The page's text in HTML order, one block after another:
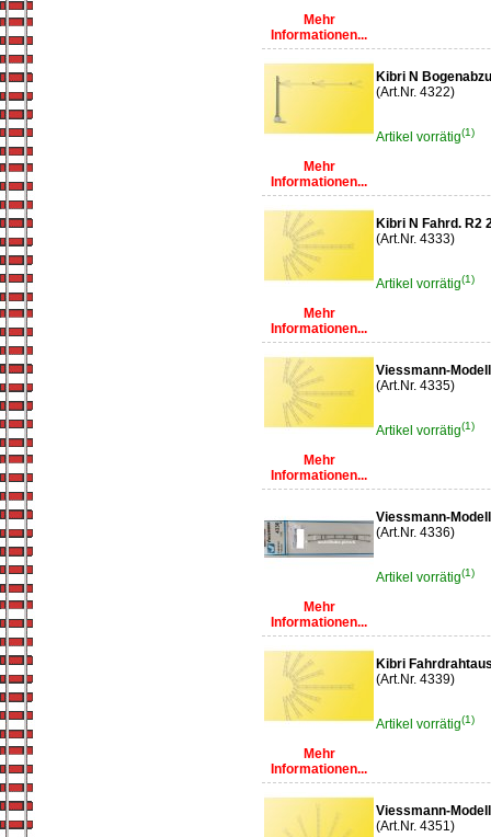
Mehr
Informationen...
Mehr
Informationen...
Kibri N
(Art.Nr. 4322)
Artikel vorrätig(1)
Mehr
Informationen...
Kibri N Fahrd. R2
(Art.Nr. 4333)
Artikel vorrätig(1)
Mehr
Informationen...
Viessmann-
(Art.Nr. 4335)
Artikel vorrätig(1)
Mehr
Informationen...
Viessmann-
(Art.Nr. 4336)
Artikel vorrätig(1)
Mehr
Informationen...
Kibri
(Art.Nr. 4339)
Artikel vorrätig(1)
Viessmann-
(Art.Nr. 4351)